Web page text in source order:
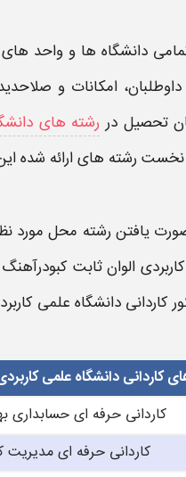
دانشگاه ها و واحد
امکانات و
تحصیل در رشته های
نخست رشته های ارائه شده
یافتن رشته محل مورد
الوان ثابت کبودرآهنگ ۱۴۰۵
دانشگاه علمی
کاردانی دانشگاه علمی
کاردانی حرفه ای حسابداری
کاردانی حرفه ای